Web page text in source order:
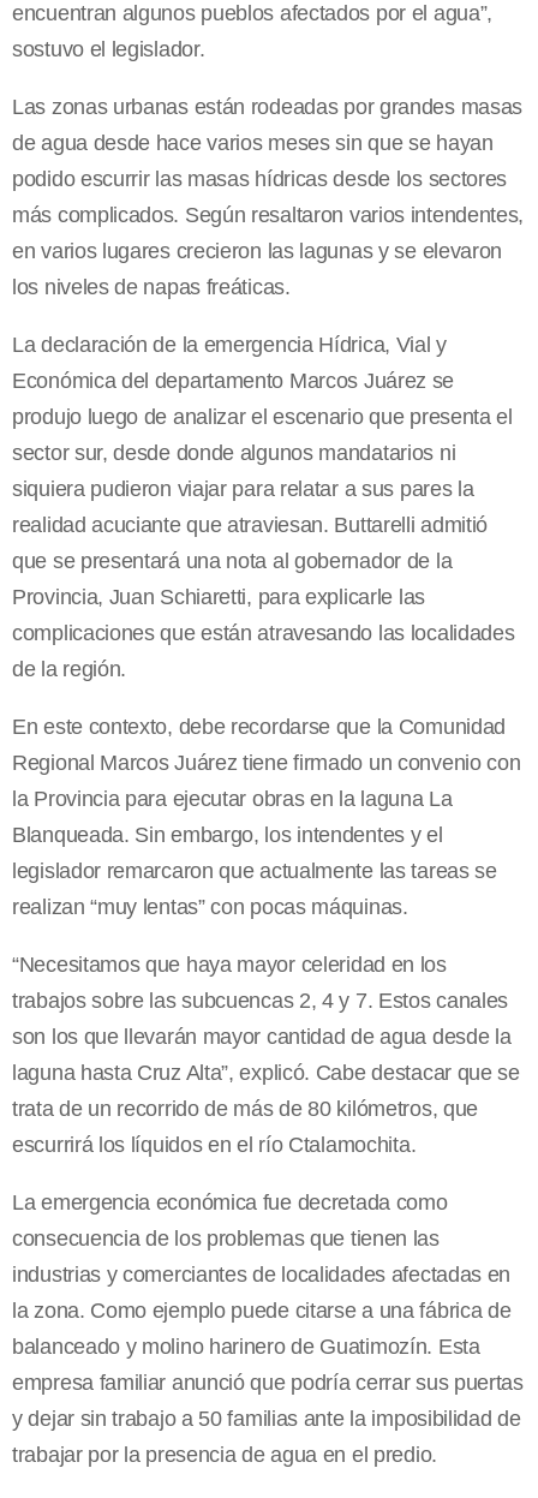
encuentran algunos pueblos afectados por el agua”,
sostuvo el legislador.
Las zonas urbanas están rodeadas por grandes masas
de agua desde hace varios meses sin que se hayan
podido escurrir las masas hídricas desde los sectores
más complicados. Según resaltaron varios intendentes,
en varios lugares crecieron las lagunas y se elevaron
los niveles de napas freáticas.
La declaración de la emergencia Hídrica, Vial y
Económica del departamento Marcos Juárez se
produjo luego de analizar el escenario que presenta el
sector sur, desde donde algunos mandatarios ni
siquiera pudieron viajar para relatar a sus pares la
realidad acuciante que atraviesan. Buttarelli admitió
que se presentará una nota al gobernador de la
Provincia, Juan Schiaretti, para explicarle las
complicaciones que están atravesando las localidades
de la región.
En este contexto, debe recordarse que la Comunidad
Regional Marcos Juárez tiene firmado un convenio con
la Provincia para ejecutar obras en la laguna La
Blanqueada. Sin embargo, los intendentes y el
legislador remarcaron que actualmente las tareas se
realizan “muy lentas” con pocas máquinas.
“Necesitamos que haya mayor celeridad en los
trabajos sobre las subcuencas 2, 4 y 7. Estos canales
son los que llevarán mayor cantidad de agua desde la
laguna hasta Cruz Alta”, explicó. Cabe destacar que se
trata de un recorrido de más de 80 kilómetros, que
escurrirá los líquidos en el río Ctalamochita.
La emergencia económica fue decretada como
consecuencia de los problemas que tienen las
industrias y comerciantes de localidades afectadas en
la zona. Como ejemplo puede citarse a una fábrica de
balanceado y molino harinero de Guatimozín. Esta
empresa familiar anunció que podría cerrar sus puertas
y dejar sin trabajo a 50 familias ante la imposibilidad de
trabajar por la presencia de agua en el predio.